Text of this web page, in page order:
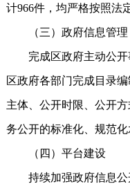
计966件，均严格按照法
（三）政府信息管理
完成区政府主动公开
区政府各部门完成目录
主体、公开时限、公开
务公开的标准化、规范化
（四）平台建设
持续加强政府信息公